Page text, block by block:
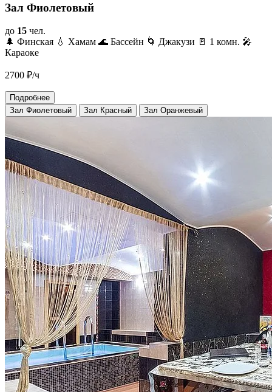
Зал Фиолетовый
до 15 чел.
🌲 Финская 💧 Хамам 🌊 Бассейн 🌀 Джакузи 🚪 1 комн. 🎤
Караоке
2700 ₽/ч
Подробнее
Зал Фиолетовый
Зал Красный Зал Оранжевый